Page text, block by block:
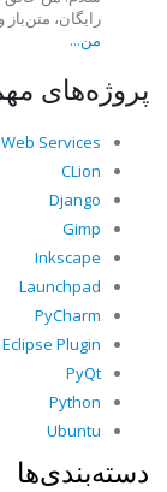
رایگان،
من...
پروژه‌های
Services
CLion
Django
Gimp
Inkscape
Launchpad
PyCharm
Plugin
PyQt
Python
Ubuntu
دسته‌بندی‌ها